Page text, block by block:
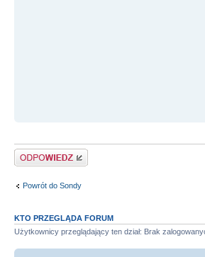
Odpowiedz
Powrót do Sondy
KTO PRZEGLĄDA FORUM
Użytkownicy przeglądający ten dział: Brak